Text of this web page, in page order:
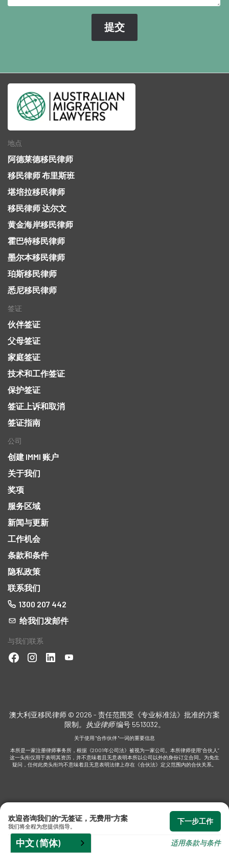
地点
阿德莱德移民律师
移民律师 布里斯班
堪培拉移民律师
移民律师 达尔文
黄金海岸移民律师
霍巴特移民律师
墨尔本移民律师
珀斯移民律师
悉尼移民律师
签证
伙伴签证
父母签证
家庭签证
技术和工作签证
保护签证
签证上诉和取消
签证指南
公司
创建 IMMI 账户
关于我们
奖项
服务区域
新闻与更新
工作机会
条款和条件
隐私政策
联系我们
1300 207 442
给我们发邮件
与我们联系
澳大利亚移民律师 © 2026 - 责任范围受《专业标准法》批准的方案
限制。执业律师编号 5513032。
关于使用 "合作伙伴 "一词的重要信息
本所是一家注册律师事务所，根据《2001年公司法》被视为一家公司。本所律师使用“合伙人”
这一头衔仅用于表明其资历，并不意味着且无意表明本所以公司以外的身份订立合同。为免生
疑问，任何此类头衔均不意味着且无意表明法律上存在《合伙法》定义范围内的合伙关系。
欢迎咨询我们的“无签证，无费用”方案
我们将全程为您提供指导。
下一步工作
适用条款与条件
中文 (简体)